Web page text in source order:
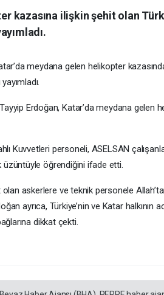
kazasına ilişkin şehit olan
meydana gelen helikopter
Erdoğan, Katar’da meydana gelen
Kuvvetleri personeli, ASELSAN
üzüntüyle öğrendiğini ifade etti.
askerlere ve teknik personele
ayrıca, Türkiye’nin ve Katar halkının
dikkat çekti.